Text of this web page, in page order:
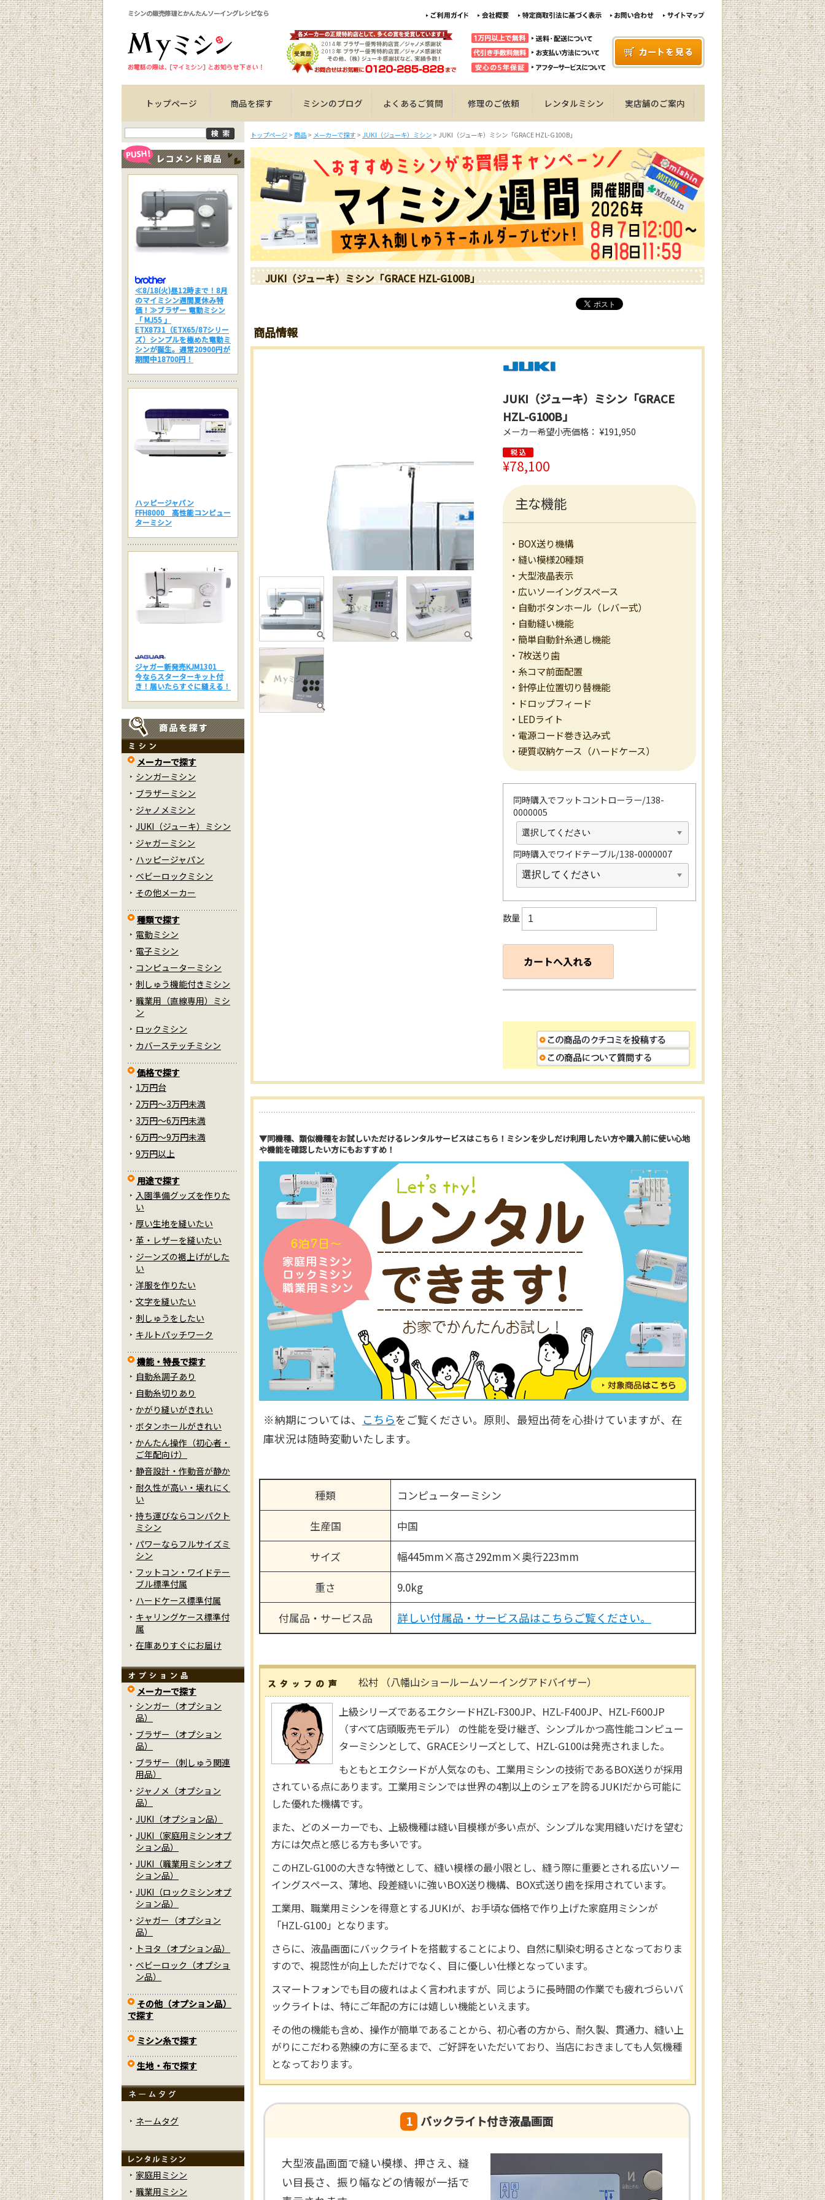
ミシンの販売修理とかんたんソーイングレシピなら
トップページ 商品を探す ミシンのブログ よくあるご質問 修理のご依頼 レンタルミシン 実店舗のご案内
トップページ > 商品 > メーカーで探す > JUKI（ジューキ）ミシン > JUKI（ジューキ）ミシン「GRACE HZL-G100B」
JUKI（ジューキ）ミシン「GRACE HZL-G100B」
商品情報
JUKI（ジューキ）ミシン「GRACE
HZL-G100B」
メーカー希望小売価格： ¥191,950
¥78,100
主な機能
・BOX送り機構
・縫い模様20種類
・大型液晶表示
・広いソーイングスペース
・自動ボタンホール（レバー式）
・自動縫い機能
・簡単自動針糸通し機能
・7枚送り歯
・糸コマ前面配置
・針停止位置切り替機能
・ドロップフィード
・LEDライト
・電源コード巻き込み式
・硬質収納ケース（ハードケース）
同時購入でフットコントローラー/138-
0000005
同時購入でワイドテーブル/138-0000007
数量
▼同機種、類似機種をお試しいただけるレンタルサービスはこちら！ミシンを少しだけ利用したい方や購入前に使い心地
や機能を確認したい方にもおすすめ！
※納期については、 こちらをご覧ください。原則、最短出荷を心掛けていますが、在
庫状況は随時変動いたします。
種類
コンピューターミシン
生産国
中国
サイズ
幅445mm×高さ292mm×奥行223mm
重さ
9.0kg
付属品・サービス品
詳しい付属品・サービス品はこちらご覧ください。
松村 （八幡山ショールームソーイングアドバイザー）
上級シリーズであるエクシードHZL-F300JP、HZL-F400JP、HZL-F600JP
（すべて店頭販売モデル） の性能を受け継ぎ、シンプルかつ高性能コンピュー
ターミシンとして、GRACEシリーズとして、HZL-G100は発売されました。
もともとエクシードが人気なのも、工業用ミシンの技術であるBOX送りが採用
されている点にあります。工業用ミシンでは世界の4割以上のシェアを誇るJUKIだから可能に
した優れた機構です。
また、どのメーカーでも、上級機種は縫い目模様が多い点が、シンプルな実用縫いだけを望む
方には欠点と感じる方も多いです。
このHZL-G100の大きな特徴として、縫い模様の最小限とし、縫う際に重要とされる広いソー
イングスペース、薄地、段差縫いに強いBOX送り機構、BOX式送り歯を採用されています。
工業用、職業用ミシンを得意とするJUKIが、お手頃な価格で作り上げた家庭用ミシンが
「HZL-G100」となります。
さらに、液晶画面にバックライトを搭載することにより、自然に馴染む明るさとなっておりま
すので、視認性が向上しただけでなく、目に優しい仕様となっています。
スマートフォンでも目の疲れはよく言われますが、同じように長時間の作業でも疲れづらいバ
ックライトは、特にご年配の方には嬉しい機能といえます。
その他の機能も含め、操作が簡単であることから、初心者の方から、耐久製、貫通力、縫い上
がりにこだわる熟練の方に至るまで、ご好評をいただいており、当店におきましても人気機種
となっております。
1 バックライト付き液晶画面
大型液晶画面で縫い模様、押さえ、縫
い目長さ、振り幅などの情報が一括で
≪8/18(火)昼12時まで！8月
のマイミシン週間夏休み特
価！≫ブラザー 電動ミシン
「 MJ55 」
ETX8731（ETX65/87シリー
ズ）シンプルを極めた電動ミ
シンが誕生。通常20900円が
期間中18700円！
ハッピージャパン
FFH8000 高性能コンピュー
ターミシン
ジャガー新発売KJM1301
今ならスターターキット付
き！届いたらすぐに縫える！
メーカーで探す
シンガーミシン
ブラザーミシン
ジャノメミシン
JUKI（ジューキ）ミシン
ジャガーミシン
ハッピージャパン
ベビーロックミシン
その他メーカー
種類で探す
電動ミシン
電子ミシン
コンピューターミシン
刺しゅう機能付きミシン
職業用（直線専用）ミシ
ン
ロックミシン
カバーステッチミシン
価格で探す
1万円台
2万円～3万円未満
3万円～6万円未満
6万円～9万円未満
9万円以上
用途で探す
入園準備グッズを作りた
い
厚い生地を縫いたい
革・レザーを縫いたい
ジーンズの裾上げがした
い
洋服を作りたい
文字を縫いたい
刺しゅうをしたい
キルトパッチワーク
機能・特長で探す
自動糸調子あり
自動糸切りあり
かがり縫いがきれい
ボタンホールがきれい
かんたん操作（初心者・
ご年配向け）
静音設計・作動音が静か
耐久性が高い・壊れにく
い
持ち運びならコンパクト
ミシン
パワーならフルサイズミ
シン
フットコン・ワイドテー
ブル標準付属
ハードケース標準付属
キャリングケース標準付
属
在庫ありすぐにお届け
メーカーで探す
シンガー（オプション
品）
ブラザー（オプション
品）
ブラザー（刺しゅう関連
用品）
ジャノメ（オプション
品）
JUKI（オプション品）
JUKI（家庭用ミシンオプ
ション品）
JUKI（職業用ミシンオプ
ション品）
JUKI（ロックミシンオプ
ション品）
ジャガー（オプション
品）
トヨタ（オプション品）
ベビーロック（オプショ
ン品）
その他（オプション品）
で探す
ミシン糸で探す
生地・布で探す
ネームタグ
家庭用ミシン
職業用ミシン